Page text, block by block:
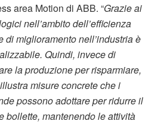
area Motion di ABB. “Grazie ai
nell’ambito dell’efficienza
di miglioramento nell’industria è
Quindi, invece di
la produzione per risparmiare,
misure concrete che i
possono adottare per ridurre il
bollette, mantenendo le attività